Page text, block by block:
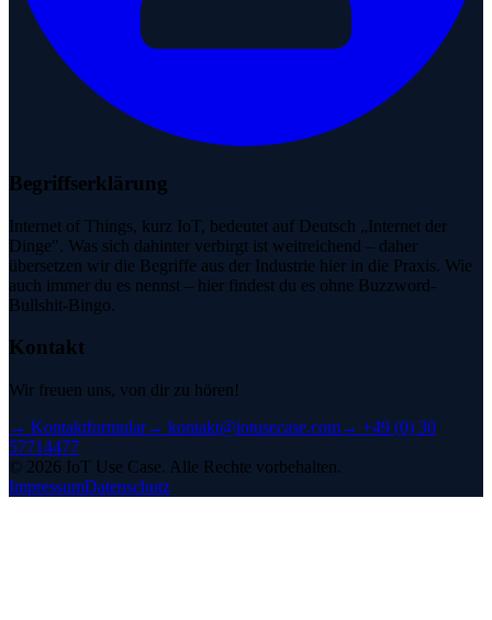
Begriffserklärung
Internet of Things, kurz IoT, bedeutet auf Deutsch „Internet der
Dinge". Was sich dahinter verbirgt ist weitreichend – daher
übersetzen wir die Begriffe aus der Industrie hier in die Praxis. Wie
auch immer du es nennst – hier findest du es ohne Buzzword-
Bullshit-Bingo.
Kontakt
Wir freuen uns, von dir zu hören!
→ Kontaktformular→ kontakt@iotusecase.com→ +49 (0) 30
57714477
© 2026 IoT Use Case. Alle Rechte vorbehalten.
ImpressumDatenschutz